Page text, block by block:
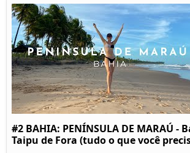
#2 BAHIA: PENÍNSULA DE MARAÚ -
Taipu de Fora (tudo o que você